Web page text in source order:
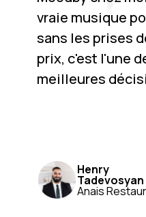
vraie musique
sans les prises
prix, c'est l'une
meilleures
Henry
Tadevosyan
Anais